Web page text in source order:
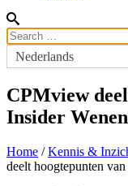
Nederlands
CPMview
Insider Wenen
Home /Kennis &
deelt hoogtepunten